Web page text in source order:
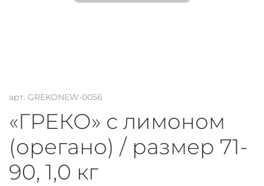
арт. GREKONEW-0056
«ГРЕКО» с лимоном
(орегано) / размер 71-
90, 1,0 кг